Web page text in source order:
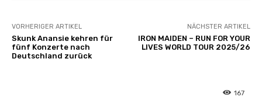
VORHERIGER ARTIKEL
Skunk Anansie kehren für
fünf Konzerte nach
Deutschland zurück
NÄCHSTER ARTIKEL
IRON MAIDEN – RUN FOR YOUR
LIVES WORLD TOUR 2025/26
167